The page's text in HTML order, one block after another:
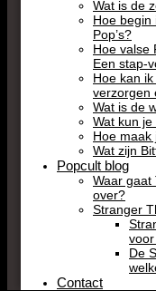
Wat is de
Hoe begin
Pop’s?
Hoe valse
Een stap-
Hoe kan
verzorgen
Wat is de
Wat kun
Hoe maak
Wat zijn
Popcult blog
Waar gaat
over?
Stranger
De
Contact